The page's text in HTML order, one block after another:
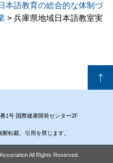
本語教育の総合的な体制づ
> 兵庫県地域日本語教室実
1号 国際健康開発センター2F
転載、引用を禁じます。
All Rights Reserved.